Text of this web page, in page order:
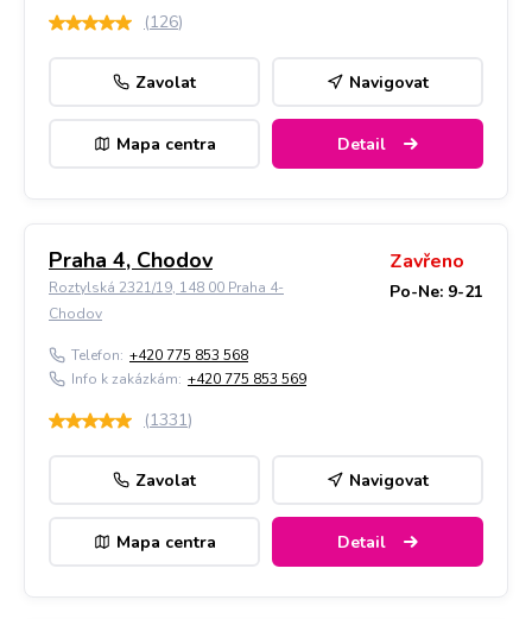
(126)
Zavolat Navigovat
Mapa centra Detail
Praha 4, Chodov
Roztylská 2321/19, 148 00 Praha 4-
Chodov
Zavřeno
Po-Ne: 9-21
Telefon: +420 775 853 568
Info k zakázkám: +420 775 853 569
(1331)
Zavolat Navigovat
Mapa centra Detail